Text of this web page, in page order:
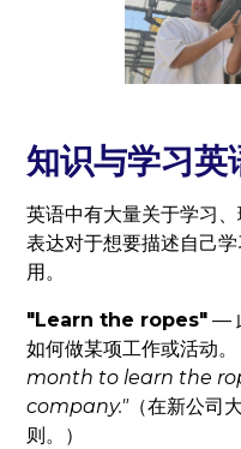
知识与学习英
英语中有大量关于学习
表达对于想要描述自己
用。
"Learn the ropes" —
如何做某项工作或活动
month to learn the
company."（在新公司
则。）